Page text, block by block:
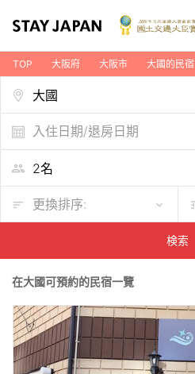
TOP 大阪府 大阪市 大國的民宿
入住日期/退房日期
更換排序:
検索
在大國可預約的民宿一覽